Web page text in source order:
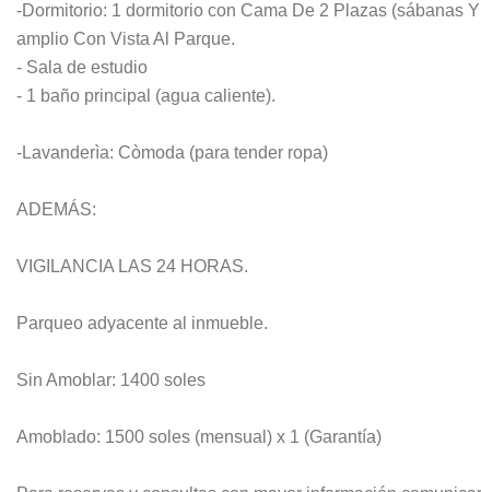
-Dormitorio: 1 dormitorio con Cama De 2 Plazas (sábanas
amplio Con Vista Al Parque.
- Sala de estudio
- 1 baño principal (agua caliente).
-Lavanderìa: Còmoda (para tender ropa)
ADEMÁS:
VIGILANCIA LAS 24 HORAS.
Parqueo adyacente al inmueble.
Sin Amoblar: 1400 soles
Amoblado: 1500 soles (mensual) x 1 (Garantía)